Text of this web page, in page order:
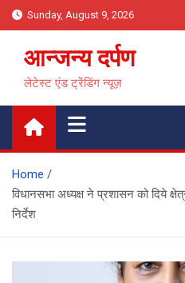
Skip
to
content
Sunday, August 9, 2026
आन्जन्य दर्पण
लेटेस्ट एंड ट्रेंडिंग न्यूज़
Home
विधानसभा अध्यक्ष ने प्रशासन को दिये
निर्देश